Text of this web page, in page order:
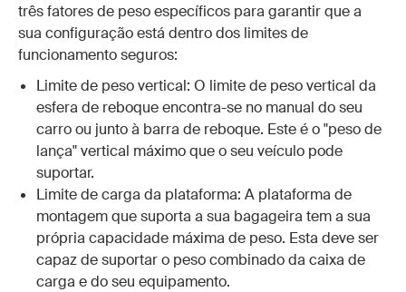
três fatores de peso específicos para garantir que a
sua configuração está dentro dos limites de
funcionamento seguros:
Limite de peso vertical: O limite de peso vertical da
esfera de reboque encontra-se no manual do seu
carro ou junto à barra de reboque. Este é o "peso de
lança" vertical máximo que o seu veículo pode
suportar.
Limite de carga da plataforma: A plataforma de
montagem que suporta a sua bagageira tem a sua
própria capacidade máxima de peso. Esta deve ser
capaz de suportar o peso combinado da caixa de
carga e do seu equipamento.